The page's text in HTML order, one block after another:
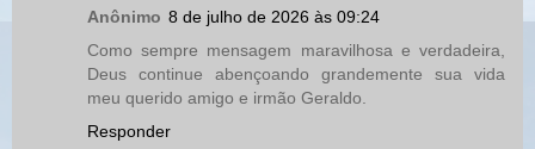
Anônimo 8 de julho de 2026 às 09:24
Como sempre mensagem maravilhosa e verdadeira,
Deus continue abençoando grandemente sua vida
meu querido amigo e irmão Geraldo.
Responder